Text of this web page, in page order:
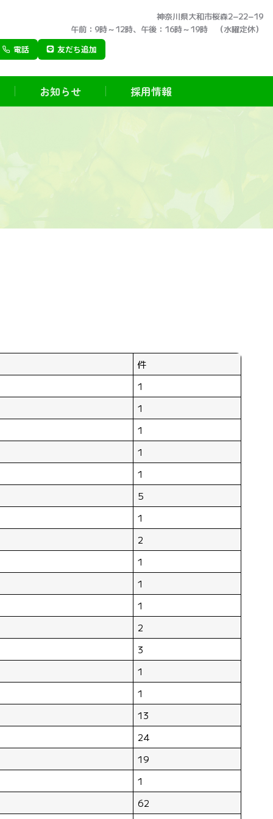
神奈川県大和市桜森2−22−19
午前：9時～12時、午後：16時～19時 （水曜定休）
電話
友だち追加
お知らせ 採用情報
件
1
1
1
1
1
5
1
2
1
1
1
2
3
1
1
13
24
19
1
62